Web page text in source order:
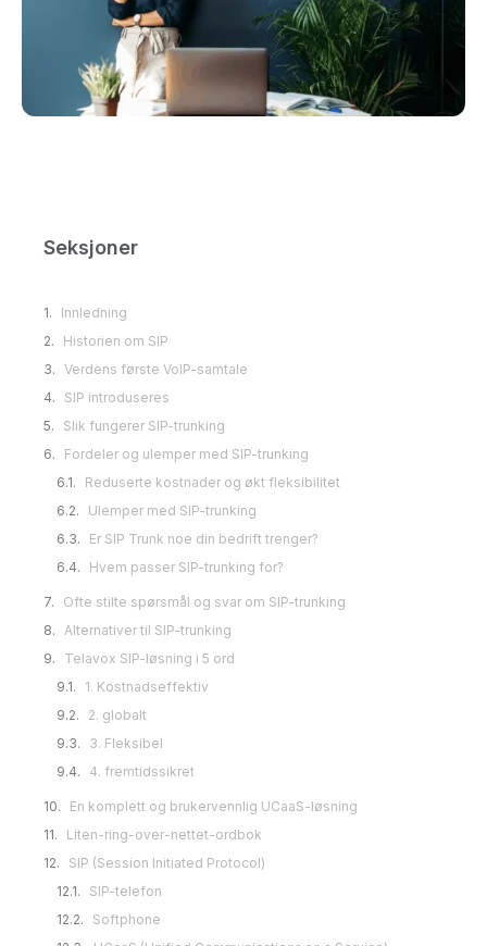
Seksjoner
Innledning
Historien om SIP
Verdens første VoIP-samtale
SIP introduseres
Slik fungerer SIP-trunking
Fordeler og ulemper med SIP-trunking
Ofte stilte spørsmål og svar om SIP-trunking
Alternativer til SIP-trunking
Telavox SIP-løsning i 5 ord
En komplett og brukervennlig UCaaS-løsning
Liten-ring-over-nettet-ordbok
Lydkodek
DID (Direct Inward Dial)
DSL (Digital Subscriber Line)
IDSN (Integrated Services Digital Network)
IP (Internett-protokoll)
PSTN (offentlig telefonnettverk)
SIP-telefon
Softphone
UCaaS (Unified Communications as a Service)
VoIP (Voice over Internet Protocol)